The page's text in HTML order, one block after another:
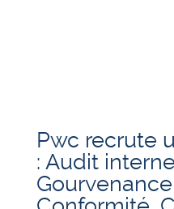
Pwc recrute
: Audit